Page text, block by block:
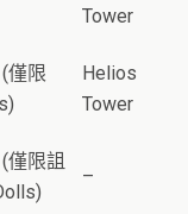
Tower
僅限
Helios
Tower
僅限詛
–